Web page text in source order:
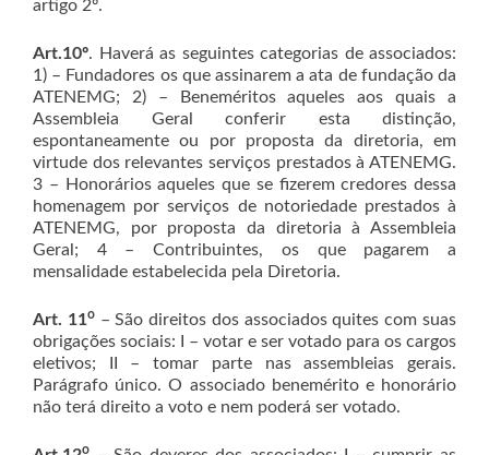
artigo 2º.
Art.10º. Haverá as seguintes categorias de associados:
1) – Fundadores os que assinarem a ata de fundação da
ATENEMG; 2) – Beneméritos aqueles aos quais a
Assembleia Geral conferir esta distinção,
espontaneamente ou por proposta da diretoria, em
virtude dos relevantes serviços prestados à ATENEMG.
3 – Honorários aqueles que se fizerem credores dessa
homenagem por serviços de notoriedade prestados à
ATENEMG, por proposta da diretoria à Assembleia
Geral; 4 – Contribuintes, os que pagarem a
mensalidade estabelecida pela Diretoria.
Art. 11o– São direitos dos associados quites com suas
obrigações sociais: I – votar e ser votado para os cargos
eletivos; II – tomar parte nas assembleias gerais.
Parágrafo único. O associado benemérito e honorário
não terá direito a voto e nem poderá ser votado.
o